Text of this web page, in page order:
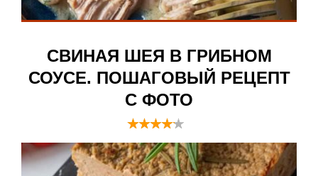
СВИНАЯ ШЕЯ В ГРИБНОМ
СОУСЕ. ПОШАГОВЫЙ РЕЦЕПТ
С ФОТО